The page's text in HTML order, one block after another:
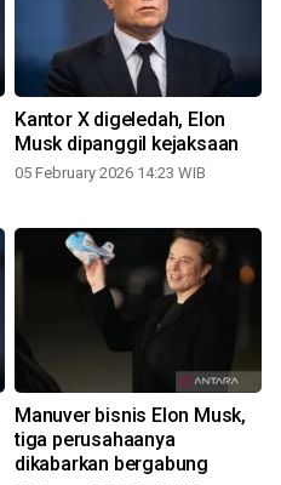
Kantor X digeledah, Elon
Musk dipanggil kejaksaan
05 February 2026 14:23 WIB
Manuver bisnis Elon Musk,
tiga perusahaanya
dikabarkan bergabung